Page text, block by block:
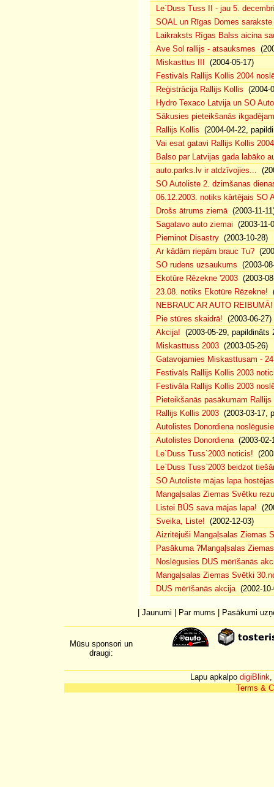
Le`Duss Tuss II - jau 5.
SOAL un Rīgas Domes
Laikraksts Rīgas Balss aicina
Ave Sol rallijs - atsauksmes
Miskasttus III
(2004-05-17)
Festivāls Rallijs Kollis 2004
Reģistrācija Rallijs Kollis (2004-
Hydro Texaco Latvija un SO
Sākusies pieteikšanās
Rallijs Kollis (2004-04-22,
Vai esat gatavi Rallijs Kollis
Balso par Latvijas gada labāko
auto.parks.lv ir atdzīvojies...
SO Autoliste 2. dzimšanas
06.12.2003. notiks kārtējais SO
Drošs ātrums ziemā(2003-11-
Sagatavo auto ziemai (2003-11-
Pieminot Disastry (2003-10-28)
Ar kādām riepām brauc Tu?
SO rudens uzsaukums (2003-
Ekotūre Rēzekne '2003 (2003-
23.08. notiks Ekotūre Rēzekne!
NEBRAUC AR AUTO REIBUMĀ!
Pie stūres skaidrā! (2003-06-27)
Akcija! (2003-05-29, papildināts
Miskasttuss 2003 (2003-05-26)
Gatavojamies Miskasttusam -
Festivāls Rallijs Kollis 2003
Festivāla Rallijs Kollis 2003
Pieteikšanās pasākumam
Rallijs Kollis 2003 (2003-03-17,
Autolistes Donordiena
Autolistes Donordiena(2003-02-
Le`Duss Tuss`2003 noticis!
Le`Duss Tuss`2003 beidzot
SO Autoliste mājas lapa
Mangaļsalas Ziemas Svētku
Listei BŪS sava mājas lapa!
Sveika, Liste! (2002-12-03)
Aizritējuši Mangaļsalas Ziemas
Pasākuma ?Mangaļsalas
Noslēgusies DUS mērīšanās
Mangaļsalas Ziemas Svētki
DUS mērīšanās akcija(2002-10-
Jaunumi Par mums Pasākumi
Mūsu sponsori un
draugi:
Lapu apkalpo digiBlink,
Terms &